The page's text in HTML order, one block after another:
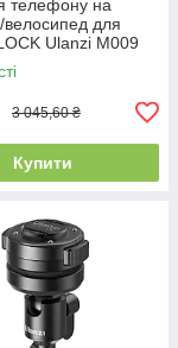
телефону на
велосипед для
Ulanzi M009
3 045,60 ₴
Купити